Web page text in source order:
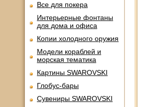
Все для покера
Интерьерные фонтаны
для дома и офиса
Копии холодного оружия
Модели кораблей и
морская тематика
Картины SWAROVSKI
Глобус-бары
Сувениры SWAROVSKI